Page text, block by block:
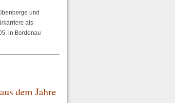
und
als
in Bordenau
dem Jahre